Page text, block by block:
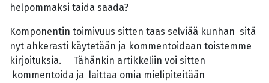
helpommaksi taida saada?
Komponentin toimivuus sitten taas selviää kunhan sitä
nyt ahkerasti käytetään ja kommentoidaan toistemme
kirjoituksia. Tähänkin artikkeliin voi sitten
kommentoida ja laittaa omia mielipiteitään